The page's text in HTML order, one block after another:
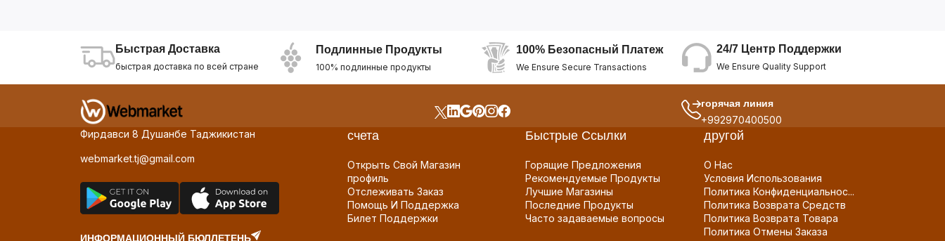
Быстрая Доставка
быстрая доставка по всей стране
Подлинные Продукты
100% подлинные продукты
100% Безопасный Платеж
We Ensure Secure Transactions
24/7 Центр Поддержки
We Ensure Quality Support
горячая линия
+992970400500
Фирдавси 8 Душанбе Таджикистан
webmarket.tj@gmail.com
ИНФОРМАЦИОННЫЙ БЮЛЛЕТЕНЬ
счета
Открыть Свой Магазин
профиль
Отслеживать Заказ
Помощь И Поддержка
Билет Поддержки
Быстрые Ссылки
Горящие Предложения
Рекомендуемые Продукты
Лучшие Магазины
Последние Продукты
Часто задаваемые вопросы
другой
О Нас
Условия Использования
Политика Конфиденциальнос...
Политика Возврата Средств
Политика Возврата Товара
Политика Отмены Заказа